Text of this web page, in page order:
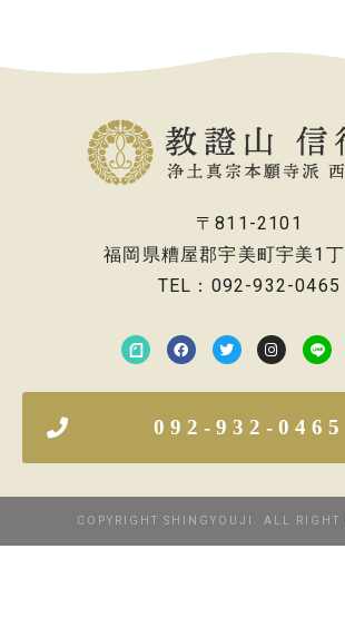
〒811-2101
福岡県糟屋郡宇美町宇美1
TEL：092-932-0465
092-932-0465
COPYRIGHT SHINGYOUJI. ALL RIGHT